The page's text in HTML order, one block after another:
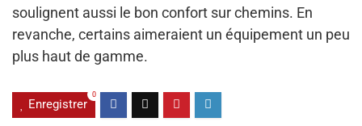
soulignent aussi le bon confort sur chemins. En
revanche, certains aimeraient un équipement un peu
plus haut de gamme.
Enregistrer
0